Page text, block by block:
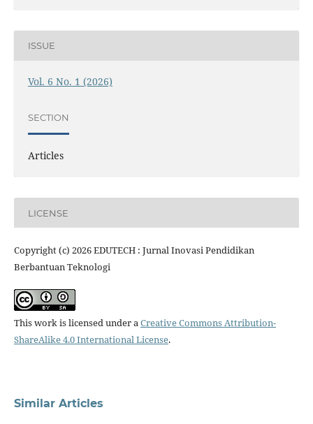
ISSUE
Vol. 6 No. 1 (2026)
SECTION
Articles
LICENSE
Copyright (c) 2026 EDUTECH : Jurnal Inovasi Pendidikan
Berbantuan Teknologi
This work is licensed under aCreative Commons Attribution-
ShareAlike 4.0 International License.
Similar Articles